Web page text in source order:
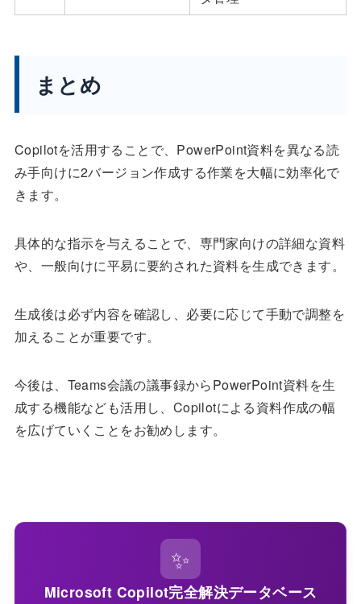
まとめ
Copilotを活用することで、PowerPoint資料を異なる読
み手向けに2バージョン作成する作業を大幅に効率化で
きます。
具体的な指示を与えることで、専門家向けの詳細な資料
や、一般向けに平易に要約された資料を生成できます。
生成後は必ず内容を確認し、必要に応じて手動で調整を
加えることが重要です。
今後は、Teams会議の議事録からPowerPoint資料を生
成する機能なども活用し、Copilotによる資料作成の幅
を広げていくことをお勧めします。
✨
Microsoft Copilot完全解決データベース